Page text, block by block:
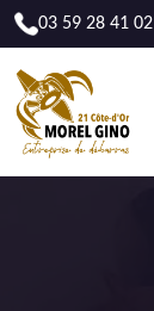
03 59 28 41 02